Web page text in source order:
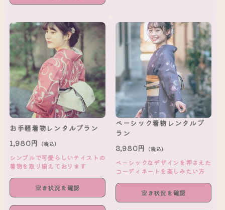
お手軽着物レンタルプラン
1,980円 （税込）
シンプルで可愛らしいテイストの
着物を取り揃えております
空き状況を確認
ベーシック着物レンタルプ
ラン
3,980円 （税込）
ベーシックなデザインを押さえた
コーディネートを楽しみたい方
空き状況を確認